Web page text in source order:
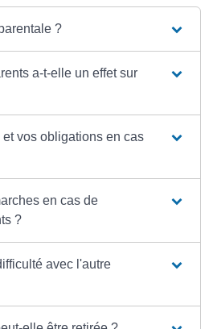
?
a-t-elle un effet sur
vos obligations en cas
en cas de
?
avec l'autre